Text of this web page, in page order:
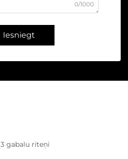
0/1000
Iesniegt
3 gabalu riteņi